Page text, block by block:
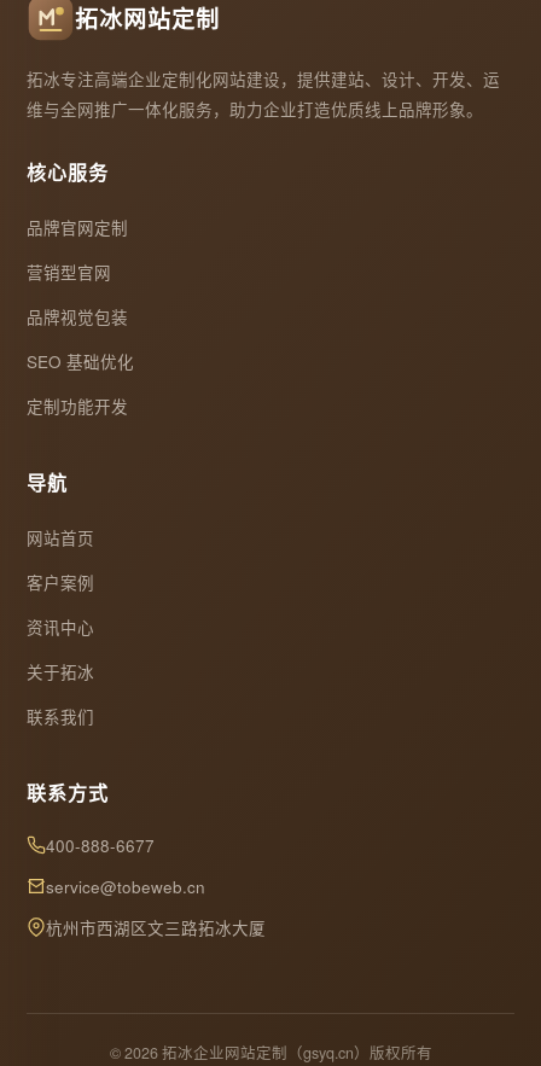
拓冰网站定制
拓冰专注高端企业定制化网站建设，提供建站、设计、开发、运
维与全网推广一体化服务，助力企业打造优质线上品牌形象。
核心服务
品牌官网定制
营销型官网
品牌视觉包装
SEO 基础优化
定制功能开发
导航
网站首页
客户案例
资讯中心
关于拓冰
联系我们
联系方式
400-888-6677
service@tobeweb.cn
杭州市西湖区文三路拓冰大厦
© 2026 拓冰企业网站定制（gsyq.cn）版权所有